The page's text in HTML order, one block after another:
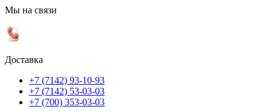
Мы на связи
Доставка
+7 (7142) 93-10-93
+7 (7142) 53-03-03
+7 (700) 353-03-03